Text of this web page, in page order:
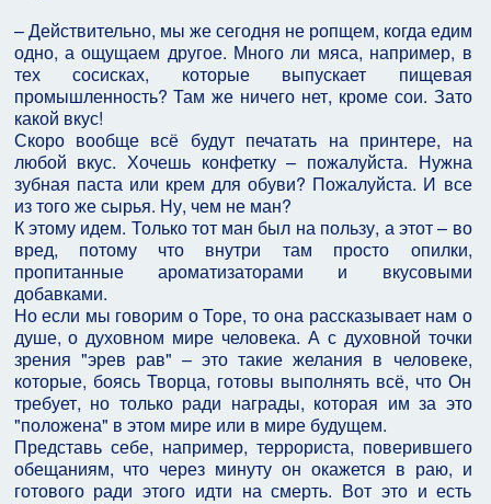
– Действительно, мы же сегодня не ропщем, когда едим
одно, а ощущаем другое. Много ли мяса, например, в
тех сосисках, которые выпускает пищевая
промышленность? Там же ничего нет, кроме сои. Зато
какой вкус!
Скоро вообще всё будут печатать на принтере, на
любой вкус. Хочешь конфетку – пожалуйста. Нужна
зубная паста или крем для обуви? Пожалуйста. И все
из того же сырья. Ну, чем не ман?
К этому идем. Только тот ман был на пользу, а этот – во
вред, потому что внутри там просто опилки,
пропитанные ароматизаторами и вкусовыми
добавками.
Но если мы говорим о Торе, то она рассказывает нам о
душе, о духовном мире человека. А с духовной точки
зрения "эрев рав" – это такие желания в человеке,
которые, боясь Творца, готовы выполнять всё, что Он
требует, но только ради награды, которая им за это
"положена" в этом мире или в мире будущем.
Представь себе, например, террориста, поверившего
обещаниям, что через минуту он окажется в раю, и
готового ради этого идти на смерть. Вот это и есть